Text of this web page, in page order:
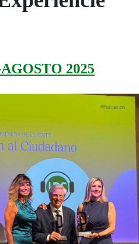
2025